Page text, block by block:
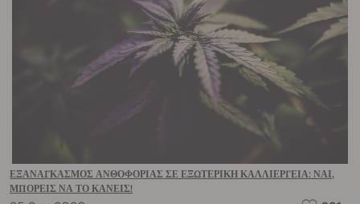
ΕΞΑΝΑΓΚΑΣΜΌΣ ΑΝΘΟΦΟΡΊΑΣ ΣΕ ΕΞΩΤΕΡΙΚΉ ΚΑΛΛΙΈΡΓΕΙΑ: ΝΑΙ,
ΜΠΟΡΕΊΣ ΝΑ ΤΟ ΚΆΝΕΙΣ!